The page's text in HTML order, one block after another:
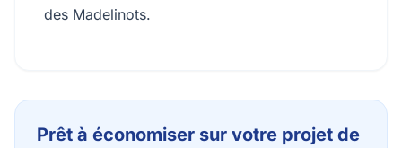
des Madelinots.
Prêt à économiser sur votre projet de